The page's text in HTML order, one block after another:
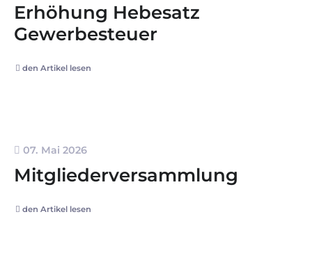
Erhöhung Hebesatz
Gewerbesteuer
den Artikel lesen
07. Mai 2026
Mitgliederversammlung
den Artikel lesen